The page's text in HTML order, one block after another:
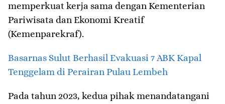
memperkuat kerja sama dengan Kementerian
Pariwisata dan Ekonomi Kreatif
(Kemenparekraf).
Basarnas Sulut Berhasil Evakuasi 7 ABK Kapal
Tenggelam di Perairan Pulau Lembeh
Pada tahun 2023, kedua pihak menandatangani